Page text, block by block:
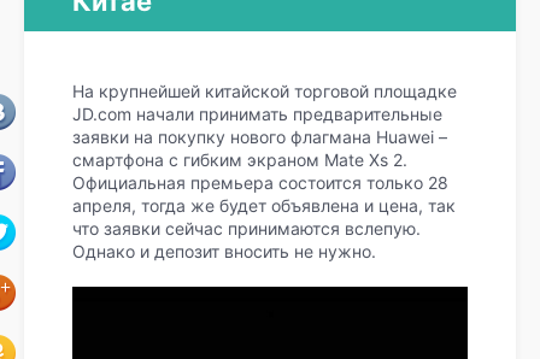
На крупнейшей китайской торговой площадке
JD.com начали принимать предварительные
заявки на покупку нового флагмана Huawei –
смартфона с гибким экраном Mate Xs 2.
Официальная премьера состоится только 28
апреля, тогда же будет объявлена и цена, так
что заявки сейчас принимаются вслепую.
Однако и депозит вносить не нужно.